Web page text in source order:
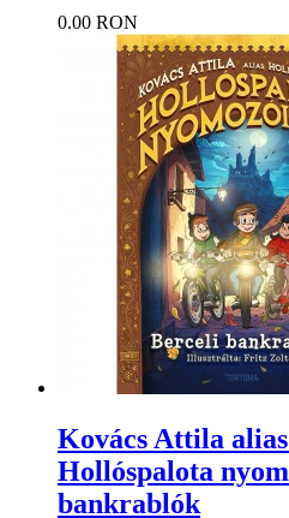
0.00 RON
Kovács Attila
Hollóspalota
bankrablók